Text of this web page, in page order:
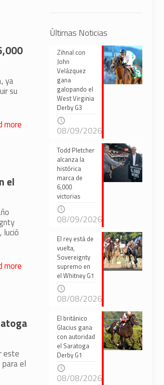
ya
su
more
el
lució
more
este
el
Últimas Noticias
Zihnal con
John
Velázquez
gana
galopando el
West Virginia
Derby G3
08/09/2026
Todd Pletcher
alcanza la
histórica
marca de
6,000
victorias
08/09/2026
El rey está de
vuelta,
Sovereignty
supremo en
el Whitney G1
08/08/2026
El británico
Glacius gana
con autoridad
el Saratoga
Derby G1
08/08/2026